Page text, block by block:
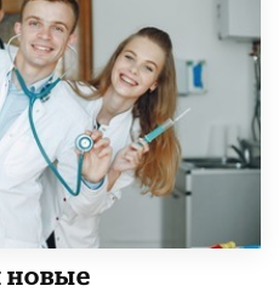
новые